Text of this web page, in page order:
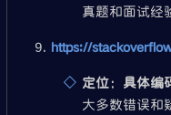
真题和面试经
https://
定位： 具体编
大多数错误和